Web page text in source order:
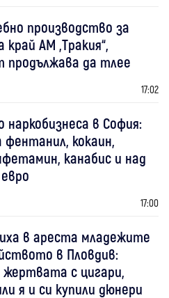
производство за
край АМ „Тракия“,
продължава да тлее
17:02
наркобизнеса в София:
фентанил, кокаин,
канабис и над
17:00
в ареста младежите
в Пловдив:
жертвата с цигари,
я и си купили дюнери